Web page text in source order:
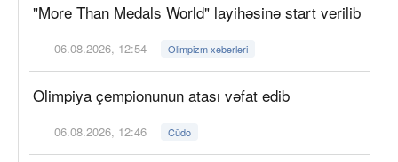
"More Than Medals World" layihəsinə start verilib
06.08.2026, 12:54 Olimpizm xəbərləri
Olimpiya çempionunun atası vəfat edib
06.08.2026, 12:46 Cüdo